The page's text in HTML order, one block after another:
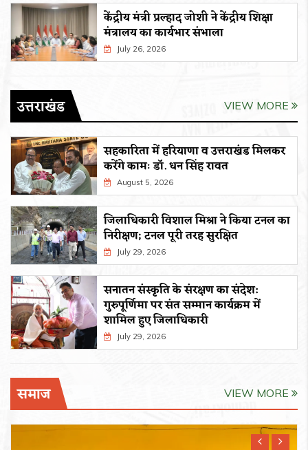
केंद्रीय मंत्री प्रल्हाद जोशी ने केंद्रीय शिक्षा
मंत्रालय का कार्यभार संभाला
July 26, 2026
उत्तराखंड VIEW MORE
सहकारिता में हरियाणा व उत्तराखंड मिलकर
करेंगे कामः डाॅ. धन सिंह रावत
August 5, 2026
जिलाधिकारी विशाल मिश्रा ने किया टनल का
निरीक्षण; टनल पूरी तरह सुरक्षित
July 29, 2026
सनातन संस्कृति के संरक्षण का संदेश:
गुरुपूर्णिमा पर संत सम्मान कार्यक्रम में
शामिल हुए जिलाधिकारी
July 29, 2026
समाज VIEW MORE